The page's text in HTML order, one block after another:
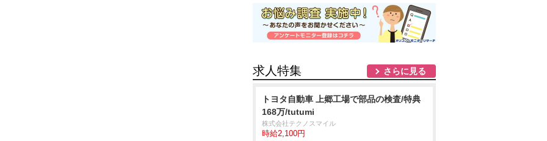
求人特集 さらに見る
トヨタ自動車 上郷工場で部品の検査/特典
168万/tutumi
株式会社テクノスマイル
時給2,100円